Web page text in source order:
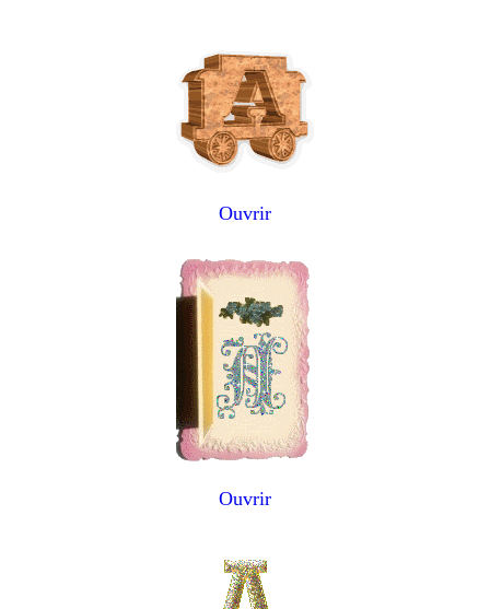
Ouvrir
Ouvrir